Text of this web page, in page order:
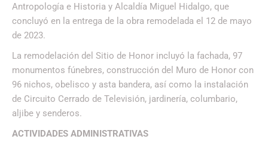
Antropología e Historia y Alcaldía Miguel Hidalgo, que
concluyó en la entrega de la obra remodelada el 12 de mayo
de 2023.
La remodelación del Sitio de Honor incluyó la fachada, 97
monumentos fúnebres, construcción del Muro de Honor con
96 nichos, obelisco y asta bandera, así como la instalación
de Circuito Cerrado de Televisión, jardinería, columbario,
aljibe y senderos.
ACTIVIDADES ADMINISTRATIVAS